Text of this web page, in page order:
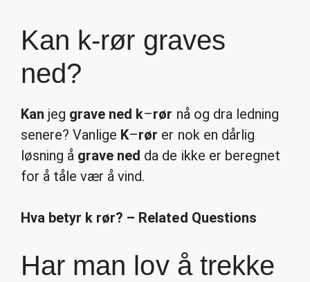
Kan k-rør graves
ned?
Kan jeg grave ned k–rør nå og dra ledning
senere? Vanlige K–rør er nok en dårlig
løsning å grave ned da de ikke er beregnet
for å tåle vær å vind.
Hva betyr k rør? – Related Questions
Har man lov å trekke